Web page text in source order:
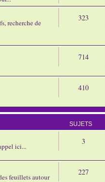
recherche de
323
714
410
SUJETS
ici...
3
feuillets autour
227